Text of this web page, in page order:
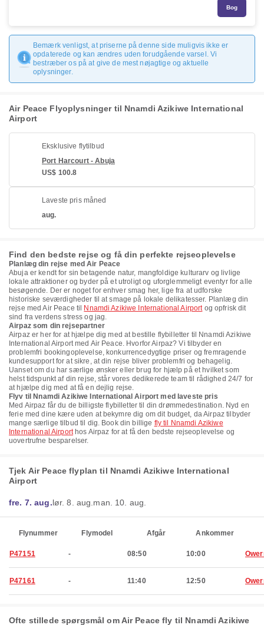
Bog
Bemærk venligst, at priserne på denne side muligvis ikke er
opdaterede og kan ændres uden forudgående varsel. Vi
bestræber os på at give de mest nøjagtige og aktuelle
oplysninger.
Air Peace Flyoplysninger til Nnamdi Azikiwe International
Airport
Eksklusive flytilbud
Port Harcourt - Abuja
US$ 100.8
Laveste pris måned
aug.
Find den bedste rejse og få din perfekte rejseoplevelse
Planlæg din rejse med Air Peace
Abuja er kendt for sin betagende natur, mangfoldige kulturarv og livlige
lokale attraktioner og byder på et utroligt og uforglemmeligt eventyr for alle
besøgende. Der er noget for enhver smag her, lige fra at udforske
historiske seværdigheder til at smage på lokale delikatesser. Planlæg din
rejse med Air Peace til
Nnamdi Azikiwe International Airportog opfrisk dit
sind fra verdens stress og jag.
Airpaz som din rejsepartner
Airpaz er her for at hjælpe dig med at bestille flybilletter til Nnamdi Azikiwe
International Airport med Air Peace. Hvorfor Airpaz? Vi tilbyder en
problemfri bookingoplevelse, konkurrencedygtige priser og fremragende
kundesupport for at sikre, at din rejse bliver problemfri og behagelig.
Uanset om du har særlige ønsker eller brug for hjælp på et hvilket som
helst tidspunkt af din rejse, står vores dedikerede team til rådighed 24/7 for
at hjælpe dig med at få en dejlig rejse.
Flyv til Nnamdi Azikiwe International Airport med laveste pris
Med Airpaz får du de billigste flybilletter til din drømmedestination. Nyd en
ferie med dine kære uden at bekymre dig om dit budget, da Airpaz tilbyder
mange særlige tilbud til dig. Book din billige fly til Nnamdi Azikiwe
International Airporthos Airpaz for at få den bedste rejseoplevelse og
uovertrufne besparelser.
Tjek Air Peace flyplan til Nnamdi Azikiwe International
Airport
fre. 7. aug.lør. 8. aug. man. 10. aug.
Flynummer Flymodel Afgår Ankommer
P47151 - 08:50 10:00
P47161 - 11:40 12:50
Ofte stillede spørgsmål om Air Peace fly til Nnamdi Azikiwe